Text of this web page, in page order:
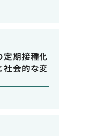
定期接種化
社会的な変